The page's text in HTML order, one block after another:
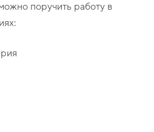
поручить работу в